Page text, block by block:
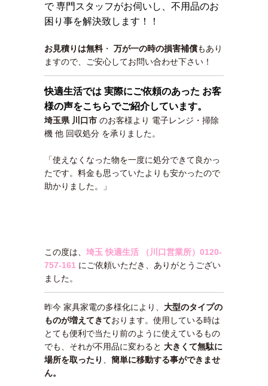
で 専門スタッフがお伺いし、不用品のお
困り事を解決致します！！
お見積りは無料・ 万が一の時の損害補償もあり
ますので、ご安心してお問い合わせ下さい！
快適生活では 実際にご依頼のあった お客
様の声をこちらでご紹介しています。
埼玉県 川口市 のお客様より 電子レンジ・掃除
機 他 回収処分 を承りました。
「使えなくなった物を一度に処分できて良かっ
たです。料金も思っていたよりも安かったので
助かりました。」
この度は、 埼玉 快適生活 （川口営業所） 0120-
757-161 にご依頼いただき、ありがとうござい
ました。
昨今 家具家電の多様化により、 大型のタイプの
ものが増えてきております。使用している時は
とても便利で当たり前のように使えているもの
でも、それが不用品に変わると 大きくて無駄に
場所を取ったり
簡単に移動する事ができませ
ん。